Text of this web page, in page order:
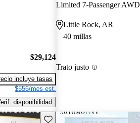
$29,124
incluye tasas
$556/mes est.
disponibilidad
Limited 7-Passenger AWD
Little Rock, AR
40 millas
Trato justo
Guarda este Aviso